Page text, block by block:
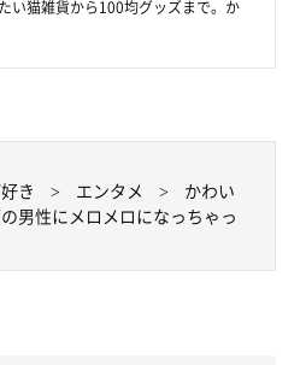
い猫雑貨から100均グッズまで。か
き エンタメ
かわい
男性にメロメロになっちゃっ